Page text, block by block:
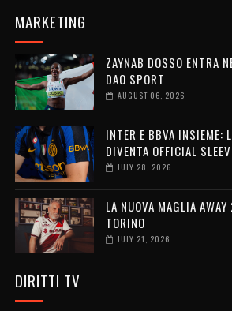
MARKETING
ZAYNAB DOSSO ENTRA
DAO SPORT
AUGUST 06, 2026
INTER E BBVA INSIEME:
DIVENTA OFFICIAL
JULY 28, 2026
LA NUOVA MAGLIA
TORINO
JULY 21, 2026
DIRITTI TV